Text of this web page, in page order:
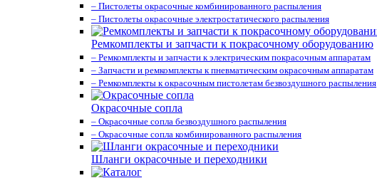
– Пистолеты окрасочные комбинированного распыления
– Пистолеты окрасочные электростатического распыления
Ремкомплекты и запчасти к покрасочному оборудованию
– Ремкомплекты и запчасти к электрическим покрасочным аппаратам
– Запчасти и ремкомплекты к пневматическим окрасочным аппаратам
– Ремкомплекты к окрасочным пистолетам безвоздушного распыления
Окрасочные сопла
– Окрасочные сопла безвоздушного распыления
– Окрасочные сопла комбинированного распыления
Шланги окрасочные и переходники